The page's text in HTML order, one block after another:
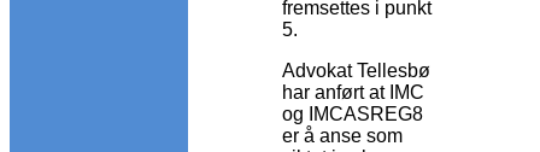
fremsettes i punkt
5.
Advokat Tellesbø
har anført at IMC
og IMCASREG8
er å anse som